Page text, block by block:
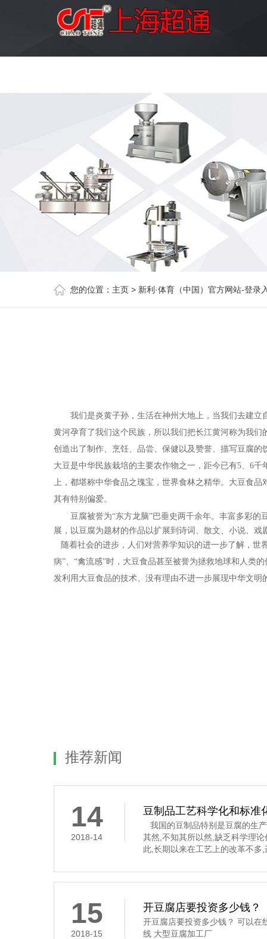
您的位置： 主页 > 新利·体育（中国）官方网站-登录
我们是炎黄子孙，生活在神州大地上，当我们去建
黄河孕育了我们这个民族，所以我们把长江黄河称为我
创造出了制作、烹饪、品尝、保健以及赞誉、描写豆腐的
大豆是中华民族栽培的主要农作物之一，距今已有5、6
上，都堪称中华食品之瑰宝，世界食林之精华。大豆食
其有特别偏爱。
豆腐被誉为“东方龙脑”巴垂史两千余年。丰富多彩
展，以豆腐为题材的作品以扩展到诗词、散文、小说、
随着社会的进步，人们对营养学知识的进一步了解，世
病”、“禽流感”时，大豆食品甚至被誉为拯救地球和人类
发利用大豆食品的技术、没有理由不进一步展现中华文明
推荐新闻
14
2018-14
豆制品工艺科学化和标准
我国的豆制品特别是豆腐的生
其然,不知其所以然,缺乏科学理
此,长期以来在工艺上的改革不多
凝固这道工序,是通过凝固剂的作
豆腐花,俗称“点花”和“点浆”,这
15
2018-15
开豆腐店要投资多少钱？
开豆腐店要投资多少钱？ 可以在
线 大型豆腐加工厂